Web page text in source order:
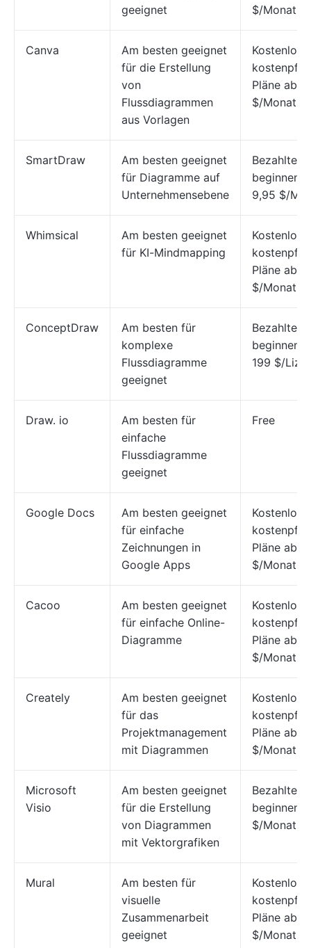
geeignet
$/Monat
Canva
Am besten geeignet
für die Erstellung
von
Flussdiagrammen
aus Vorlagen
Kostenlos;
Pläne ab
$/Monat
SmartDraw
Am besten geeignet
für Diagramme auf
Unternehmensebene
Bezahlte
beginnen
9,95 $/
Whimsical
Am besten geeignet
für KI-Mindmapping
Kostenlos;
Pläne ab
$/Monat
ConceptDraw
Am besten für
komplexe
Flussdiagramme
geeignet
Bezahlte
beginnen
199 $/
Draw. io
Am besten für
einfache
Flussdiagramme
geeignet
Free
Google Docs
Am besten geeignet
für einfache
Zeichnungen in
Google Apps
Kostenlos;
Pläne ab 6
$/Monat
Cacoo
Am besten geeignet
für einfache Online-
Diagramme
Kostenlos;
Pläne ab 6
$/Monat
Creately
Am besten geeignet
für das
Projektmanagement
mit Diagrammen
Kostenlos;
Pläne ab 8
$/Monat
Microsoft
Visio
Am besten geeignet
für die Erstellung
von Diagrammen
mit Vektorgrafiken
Bezahlte
beginnen
$/Monat.
Mural
Am besten für
visuelle
Zusammenarbeit
geeignet
Kostenlos;
Pläne ab
$/Monat